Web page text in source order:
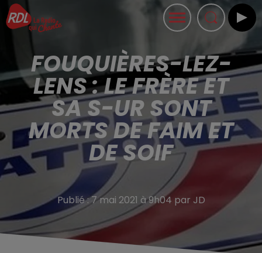
FOUQUIÈRES-LEZ-
LENS : LE FRÈRE ET
SA S-UR SONT
MORTS DE FAIM ET
DE SOIF
Publié : 7 mai 2021 à 9h04 par JD